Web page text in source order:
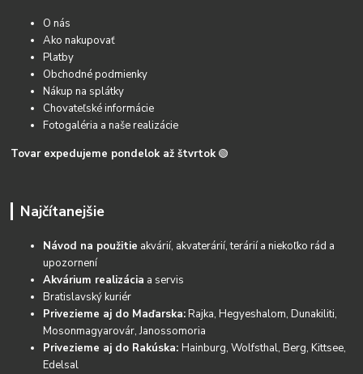
O nás
Ako nakupovať
Platby
Obchodné podmienky
Nákup na splátky
Chovateľské informácie
Fotogaléria a naše realizácie
Tovar expedujeme pondelok až štvrtok 🟢
Najčítanejšie
Návod na použitie akvárií, akvaterárií, terárií a niekoľko rád a
upozornení
Akvárium realizácia a servis
Bratislavský kuriér
Privezieme aj do Maďarska:Rajka, Hegyeshalom, Dunakiliti,
Mosonmagyarovár, Janossomoria
Privezieme aj do Rakúska:Hainburg, Wolfsthal, Berg, Kittsee,
Edelsal